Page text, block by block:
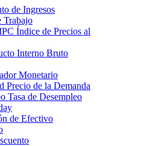
de Ingresos
Trabajo
Índice de Precios al
Interno Bruto
Monetario
Precio de la Demanda
Tasa de Desempleo
de Efectivo